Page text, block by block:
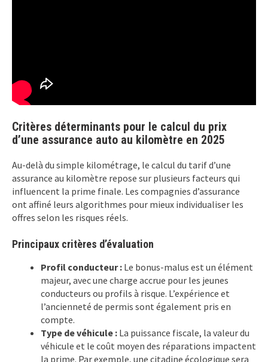
Critères déterminants pour le calcul du prix
d’une assurance auto au kilomètre en 2025
Au-delà du simple kilométrage, le calcul du tarif d’une
assurance au kilomètre repose sur plusieurs facteurs qui
influencent la prime finale. Les compagnies d’assurance
ont affiné leurs algorithmes pour mieux individualiser les
offres selon les risques réels.
Principaux critères d’évaluation
Profil conducteur : Le bonus-malus est un élément
majeur, avec une charge accrue pour les jeunes
conducteurs ou profils à risque. L’expérience et
l’ancienneté de permis sont également pris en
compte.
Type de véhicule : La puissance fiscale, la valeur du
véhicule et le coût moyen des réparations impactent
la prime. Par exemple, une citadine écologique sera